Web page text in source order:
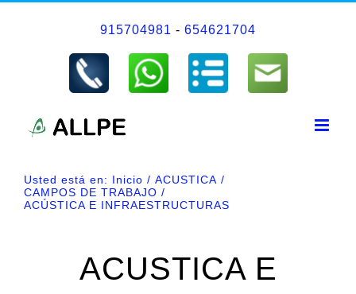
915704981 - 654621704
Usted está en: Inicio
ACUSTICA
CAMPOS DE TRABAJO
ACÚSTICA E INFRAESTRUCTURAS
ACUSTICA E